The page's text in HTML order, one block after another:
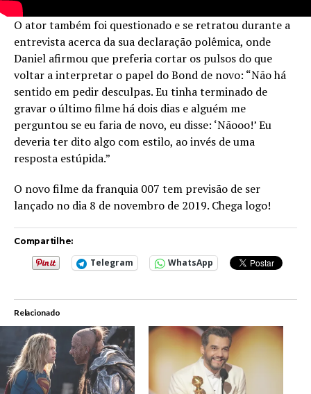
O ator também foi questionado e se retratou durante a
entrevista acerca da sua declaração polêmica, onde
Daniel afirmou que preferia cortar os pulsos do que
voltar a interpretar o papel do Bond de novo: “Não há
sentido em pedir desculpas. Eu tinha terminado de
gravar o último filme há dois dias e alguém me
perguntou se eu faria de novo, eu disse: ‘Nãooo!’ Eu
deveria ter dito algo com estilo, ao invés de uma
resposta estúpida.”
O novo filme da franquia 007 tem previsão de ser
lançado no dia 8 de novembro de 2019. Chega logo!
Compartilhe:
Telegram WhatsApp
Relacionado